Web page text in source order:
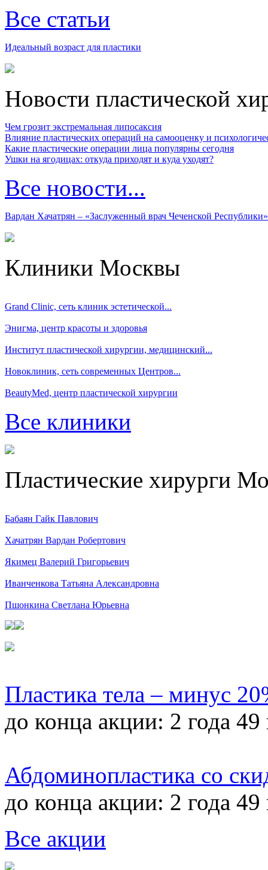
Все статьи
Идеальный возраст для пластики
Новости пластической
Чем грозит экстремальная липосаксия
Влияние пластических операций на самооценку и
Какие пластические операции лица популярны сегодня
Ушки на ягодицах: откуда приходят и куда уходят?
Все новости...
Вардан Хачатрян – «Заслуженный врач Чеченской Республики»
Клиники Москвы
Grand Clinic, сеть клиник эстетической...
Энигма, центр красоты и здоровья
Институт пластической хирургии, медицинский...
Новоклиник, сеть современных Центров...
BeautyMed, центр пластической хирургии
Все клиники
Пластические хирурги
Бабаян Гайк Павлович
Хачатрян Вардан Робертович
Якимец Валерий Григорьевич
Иванченкова Татьяна Александровна
Пшонкина Светлана Юрьевна
Пластика тела – минус
до конца акции: 2 года 49
Абдоминопластика со
до конца акции: 2 года 49
Все акции